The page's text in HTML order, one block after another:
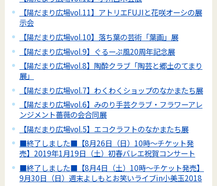
【陽だまり広場vol.11】アトリエFUJIと花咲オーシの展
示会
【陽だまり広場vol.10】落ち葉の芸術「葉画」展
【陽だまり広場vol.9】ぐるーぷ風20周年記念展
【陽だまり広場vol.8】陶酔クラブ「陶芸と郷土のてまり
展」
【陽だまり広場vol.7】わくわくショップのなかまたち展
【陽だまり広場vol.6】みのり手芸クラブ・フラワーアレ
ンジメント薔薇の会合同展
【陽だまり広場vol.5】エコクラフトのなかまたち展
■終了しました■【8月26日（日）10時～チケット発
売】2019年1月19日（土）初春バレエ祝賀コンサート
■終了しました■【8月4日（土）10時～チケット発売】
9月30日（日）週末よしもとお笑いライブin小美玉2018